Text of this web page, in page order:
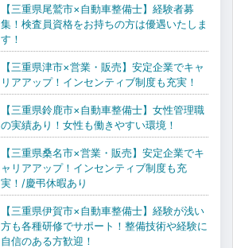
【三重県尾鷲市×自動車整備士】経験者募
集！検査員資格をお持ちの方は優遇いたしま
す！
【三重県津市×営業・販売】安定企業でキャ
リアアップ！インセンティブ制度も充実！
【三重県鈴鹿市×自動車整備士】女性管理職
の実績あり！女性も働きやすい環境！
【三重県桑名市×営業・販売】安定企業でキ
ャリアアップ！インセンティブ制度も充
実！/慶弔休暇あり
【三重県伊賀市×自動車整備士】経験が浅い
方も各種研修でサポート！整備技術や経験に
自信のある方歓迎！